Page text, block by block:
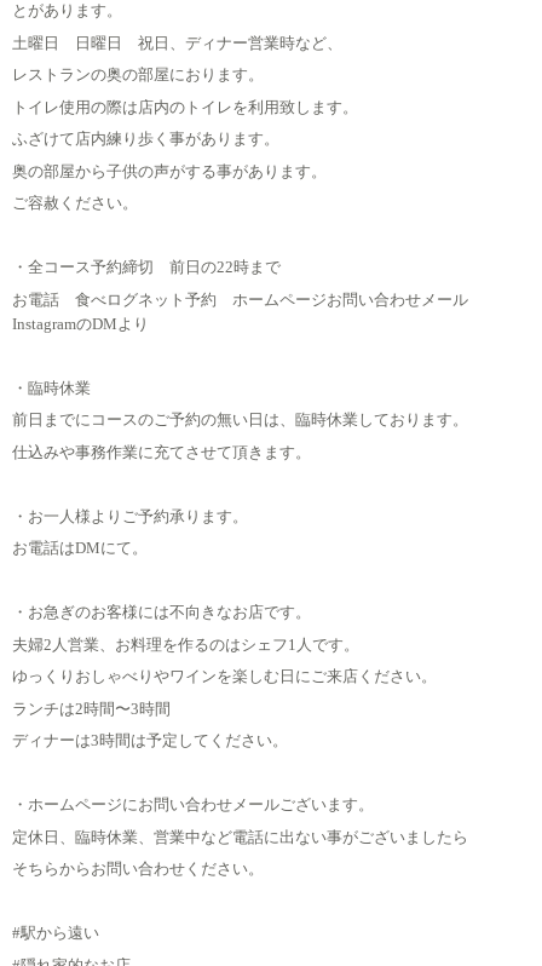
とがあります。
土曜日 日曜日 祝日、ディナー営業時など、
レストランの奥の部屋におります。
トイレ使用の際は店内のトイレを利用致します。
ふざけて店内練り歩く事があります。
奥の部屋から子供の声がする事があります。
ご容赦ください。
・全コース予約締切 前日の22時まで
お電話 食べログネット予約 ホームページお問い合わせメール
InstagramのDMより
・臨時休業
前日までにコースのご予約の無い日は、臨時休業しております。
仕込みや事務作業に充てさせて頂きます。
・お一人様よりご予約承ります。
お電話はDMにて。
・お急ぎのお客様には不向きなお店です。
夫婦2人営業、お料理を作るのはシェフ1人です。
ゆっくりおしゃべりやワインを楽しむ日にご来店ください。
ランチは2時間〜3時間
ディナーは3時間は予定してください。
・ホームページにお問い合わせメールございます。
定休日、臨時休業、営業中など電話に出ない事がございましたら
そちらからお問い合わせください。
#駅から遠い